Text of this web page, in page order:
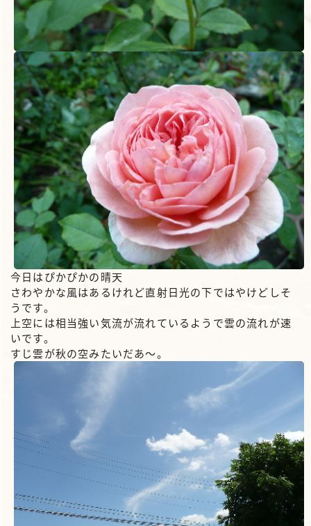
今日はぴかぴかの晴天
さわやかな風はあるけれど直射日光の下ではやけどしそ
うです。
上空には相当強い気流が流れているようで雲の流れが速
いです。
すじ雲が秋の空みたいだあ～。